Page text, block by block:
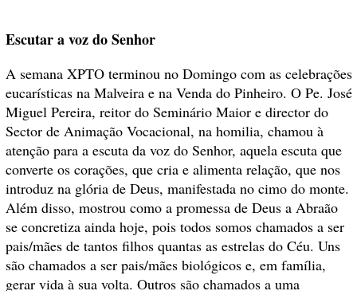
Escutar a voz do Senhor
A semana XPTO terminou no Domingo com as celebrações
eucarísticas na Malveira e na Venda do Pinheiro. O Pe. José
Miguel Pereira, reitor do Seminário Maior e director do
Sector de Animação Vocacional, na homilia, chamou à
atenção para a escuta da voz do Senhor, aquela escuta que
converte os corações, que cria e alimenta relação, que nos
introduz na glória de Deus, manifestada no cimo do monte.
Além disso, mostrou como a promessa de Deus a Abraão
se concretiza ainda hoje, pois todos somos chamados a ser
pais/mães de tantos filhos quantas as estrelas do Céu. Uns
são chamados a ser pais/mães biológicos e, em família,
gerar vida à sua volta. Outros são chamados a uma